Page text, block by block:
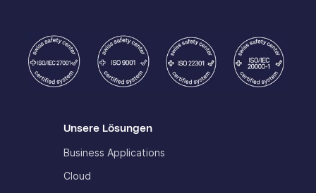
Unsere Lösungen
Business Applications
Cloud